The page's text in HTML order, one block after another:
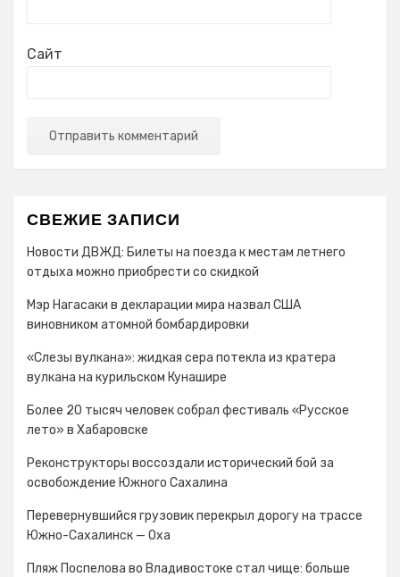
Сайт
СВЕЖИЕ ЗАПИСИ
Новости ДВЖД: Билеты на поезда к местам летнего
отдыха можно приобрести со скидкой
Мэр Нагасаки в декларации мира назвал США
виновником атомной бомбардировки
«Слезы вулкана»: жидкая сера потекла из кратера
вулкана на курильском Кунашире
Более 20 тысяч человек собрал фестиваль «Русское
лето» в Хабаровске
Реконструкторы воссоздали исторический бой за
освобождение Южного Сахалина
Перевернувшийся грузовик перекрыл дорогу на трассе
Южно-Сахалинск — Оха
Пляж Поспелова во Владивостоке стал чище: больше